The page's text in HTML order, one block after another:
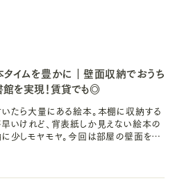
イムを豊かに｜壁面収納でおうち
館を実現！賃貸でも◎
たら大量にある絵本。本棚に収納する
いけれど、背表紙しか見えない絵本の
少しモヤモヤ。今回は部屋の壁面を活